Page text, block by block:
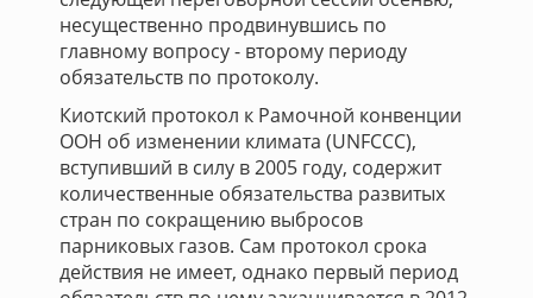
несущественно продвинувшись по
главному вопросу - второму периоду
обязательств по протоколу.
Киотский протокол к Рамочной конвенции
ООН об изменении климата (UNFCCC),
вступивший в силу в 2005 году, содержит
количественные обязательства развитых
стран по сокращению выбросов
парниковых газов. Сам протокол срока
действия не имеет, однако первый период